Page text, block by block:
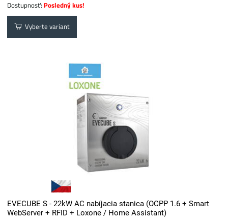
Dostupnosť: Posledný kus!
Vyberte variant
EVECUBE S - 22kW AC nabíjacia stanica (OCPP 1.6 + Smart
WebServer + RFID + Loxone / Home Assistant)